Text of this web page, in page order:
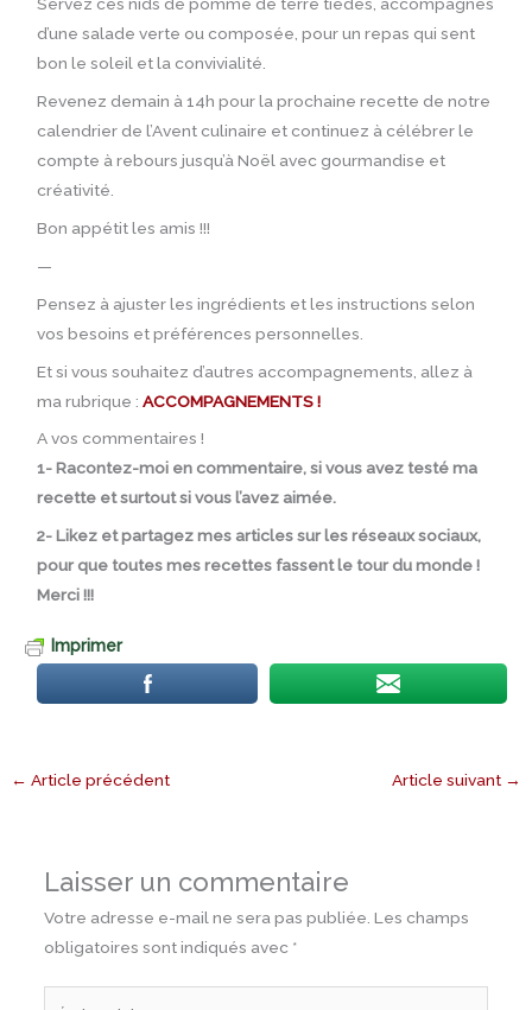
Servez ces nids de pomme de terre tièdes, accompagnés
d’une salade verte ou composée, pour un repas qui sent
bon le soleil et la convivialité.
Revenez demain à 14h pour la prochaine recette de notre
calendrier de l’Avent culinaire et continuez à célébrer le
compte à rebours jusqu’à Noël avec gourmandise et
créativité.
Bon appétit les amis !!!
—
Pensez à ajuster les ingrédients et les instructions selon
vos besoins et préférences personnelles.
Et si vous souhaitez d’autres accompagnements, allez à
ma rubrique :ACCOMPAGNEMENTS !
A vos commentaires !
1- Racontez-moi en commentaire, si vous avez testé ma
recette et surtout si vous l’avez aimée.
2- Likez et partagez mes articles sur les réseaux sociaux,
pour que toutes mes recettes fassent le tour du monde !
Merci !!!
Imprimer
← Article précédent Article suivant →
Laisser un commentaire
Votre adresse e-mail ne sera pas publiée. Les champs
obligatoires sont indiqués avec *